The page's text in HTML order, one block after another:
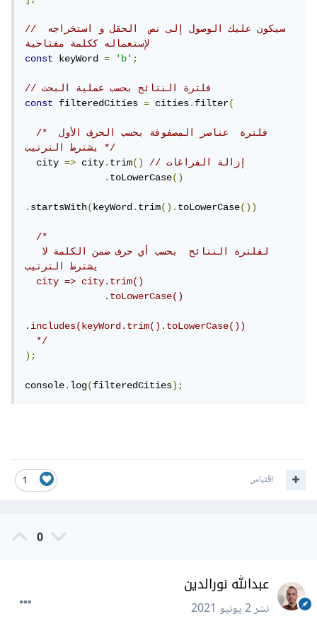
// سيكون عليك الوصول إلى نص  الحقل و استخراجه
const
keyWord = 'b';
// فلترة النتائج بحسب عملية البحث
const
filteredCities = cities.filter(
/* فلترة  عناصر المصفوفة بحسب الحرف الأول
يشترط الترتيب */
  city
=> city.trim()
// إزالة الفراغات
.toLowerCase()
.startsWith(keyWord.trim().toLowerCase())
/*
يشترط الترتيب
  city => city.trim()
              .toLowerCase()
.includes(keyWord.trim().toLowerCase())
  */
);
console.log(filteredCities);
1 اقتباس
0
عبدالله نورالدين
نشر2 يونيو 2021